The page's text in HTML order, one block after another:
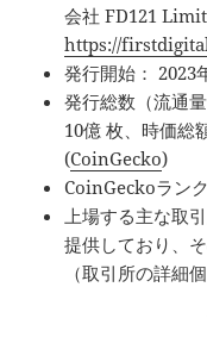
会社 FD121
https://
発行開始： 2023
発行総数（流通
10億 枚、時価総
(CoinGecko)
CoinGeckoラン
上場する主な取
提供しており、
（取引所の詳細